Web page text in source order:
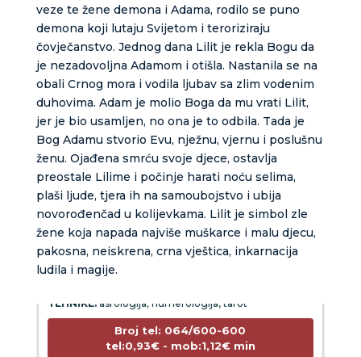
veze te žene demona i Adama, rodilo se puno
demona koji lutaju Svijetom i teroriziraju
čovječanstvo. Jednog dana Lilit je rekla Bogu da
je nezadovoljna Adamom i otišla. Nastanila se na
obali Crnog mora i vodila ljubav sa zlim vodenim
duhovima. Adam je molio Boga da mu vrati Lilit,
jer je bio usamljen, no ona je to odbila. Tada je
Bog Adamu stvorio Evu, nježnu, vjernu i poslušnu
ženu. Ojađena smrću svoje djece, ostavlja
preostale Lilime i počinje harati noću selima,
plaši ljude, tjera ih na samoubojstvo i ubija
novorođenčad u kolijevkama. Lilit je simbol zle
žene koja napada najviše muškarce i malu djecu,
pakosna, neiskrena, crna vještica, inkarnacija
ludila i magije.
KRISTINA
Broj tel: 064/600-600
tel:0,93€ - mob:1,12€ min